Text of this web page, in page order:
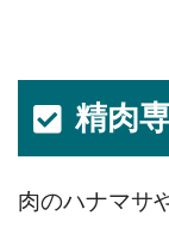
精肉
肉のハナマサ